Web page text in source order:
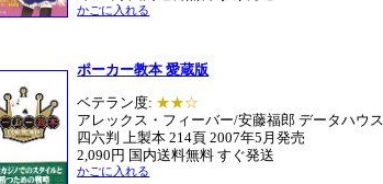
かごに入れる
ポーカー教本 愛蔵版
ベテラン度: ★★☆
アレックス・フィーバー/安藤福郎 データハウス
四六判 上製本 214頁 2007年5月発売
2,090円 国内送料無料 すぐ発送
かごに入れる